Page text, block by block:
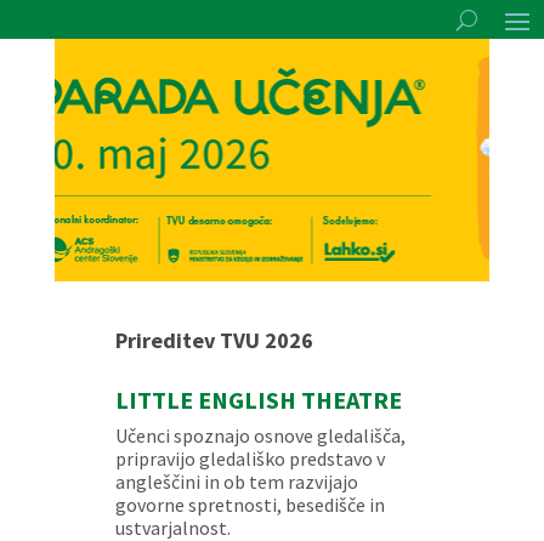
Prireditev TVU 2026
LITTLE ENGLISH THEATRE
Učenci spoznajo osnove gledališča,
pripravijo gledališko predstavo v
angleščini in ob tem razvijajo
govorne spretnosti, besedišče in
ustvarjalnost.